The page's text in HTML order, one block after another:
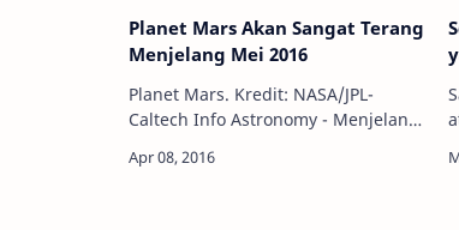
Planet Mars Akan Sangat Terang
Menjelang Mei 2016
Planet Mars. Kredit: NASA/JPL-
Caltech Info Astronomy - Menjelang
tetangga Bumi kita--akan muncul